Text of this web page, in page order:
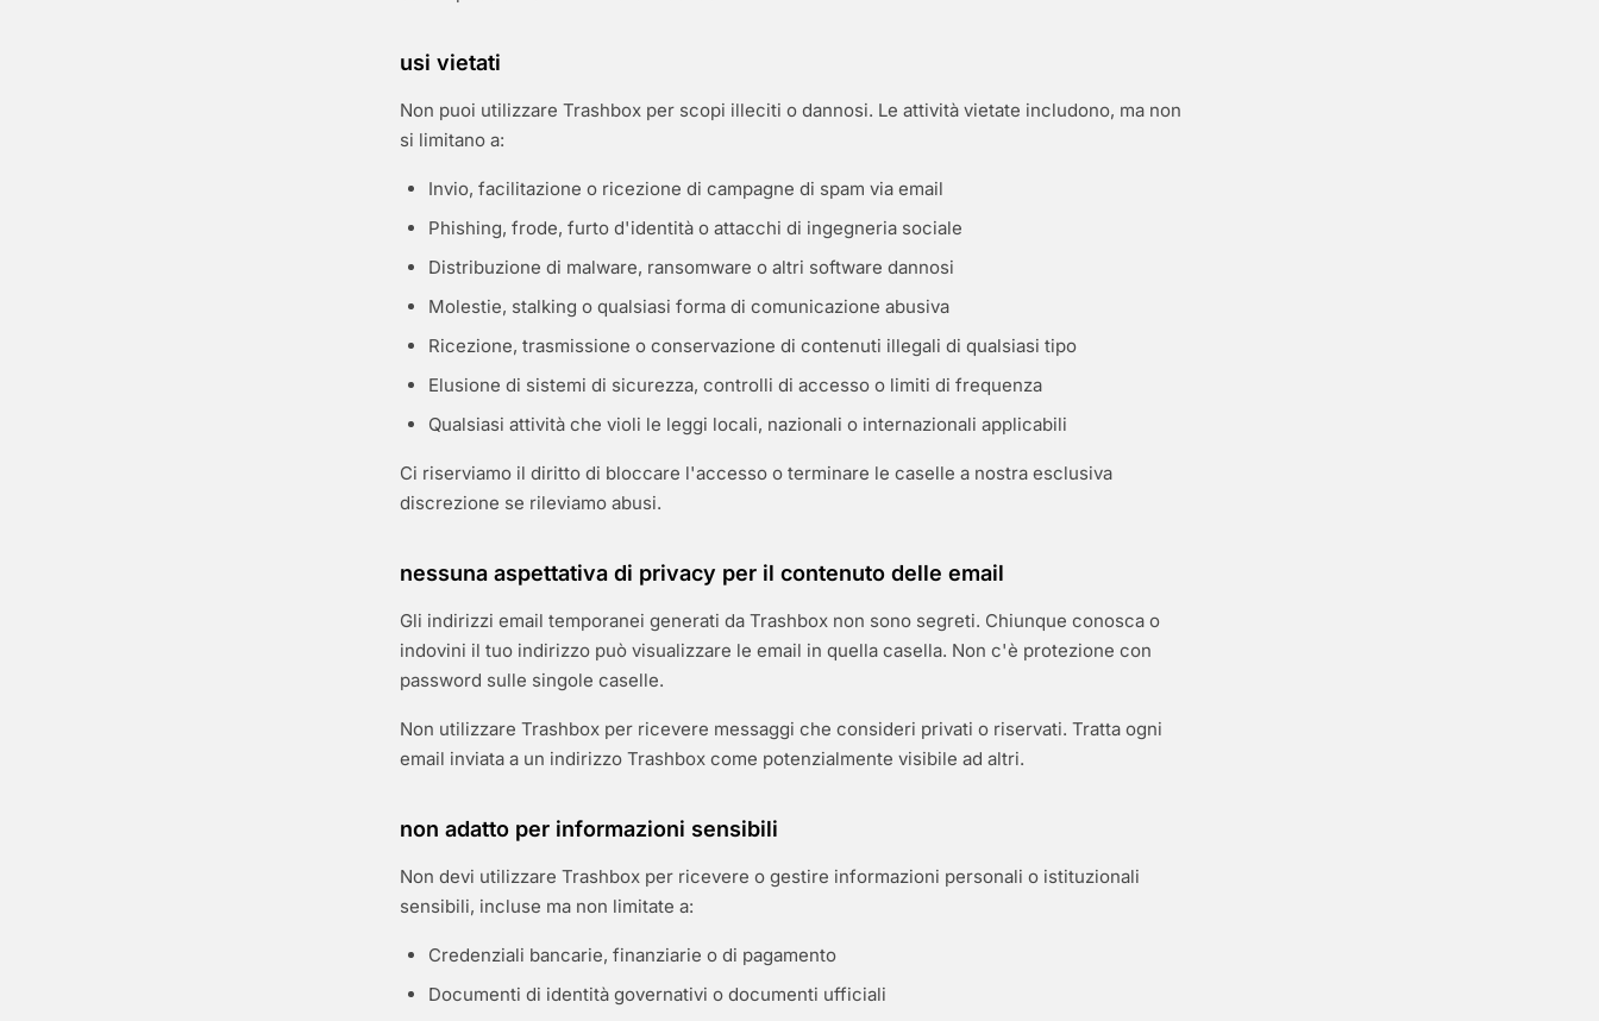
usi vietati
Non puoi utilizzare Trashbox per scopi illeciti o dannosi. Le attività vietate includono, ma non
si limitano a:
Invio, facilitazione o ricezione di campagne di spam via email
Phishing, frode, furto d'identità o attacchi di ingegneria sociale
Distribuzione di malware, ransomware o altri software dannosi
Molestie, stalking o qualsiasi forma di comunicazione abusiva
Ricezione, trasmissione o conservazione di contenuti illegali di qualsiasi tipo
Elusione di sistemi di sicurezza, controlli di accesso o limiti di frequenza
Qualsiasi attività che violi le leggi locali, nazionali o internazionali applicabili
Ci riserviamo il diritto di bloccare l'accesso o terminare le caselle a nostra esclusiva
discrezione se rileviamo abusi.
nessuna aspettativa di privacy per il contenuto delle email
Gli indirizzi email temporanei generati da Trashbox non sono segreti. Chiunque conosca o
indovini il tuo indirizzo può visualizzare le email in quella casella. Non c'è protezione con
password sulle singole caselle.
Non utilizzare Trashbox per ricevere messaggi che consideri privati o riservati. Tratta ogni
email inviata a un indirizzo Trashbox come potenzialmente visibile ad altri.
non adatto per informazioni sensibili
Non devi utilizzare Trashbox per ricevere o gestire informazioni personali o istituzionali
sensibili, incluse ma non limitate a:
Credenziali bancarie, finanziarie o di pagamento
Documenti di identità governativi o documenti ufficiali